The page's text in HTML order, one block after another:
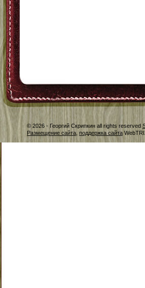
© 2026 - Георгий Скрипкин all rights reserved
Размещение сайта, поддержка сайта